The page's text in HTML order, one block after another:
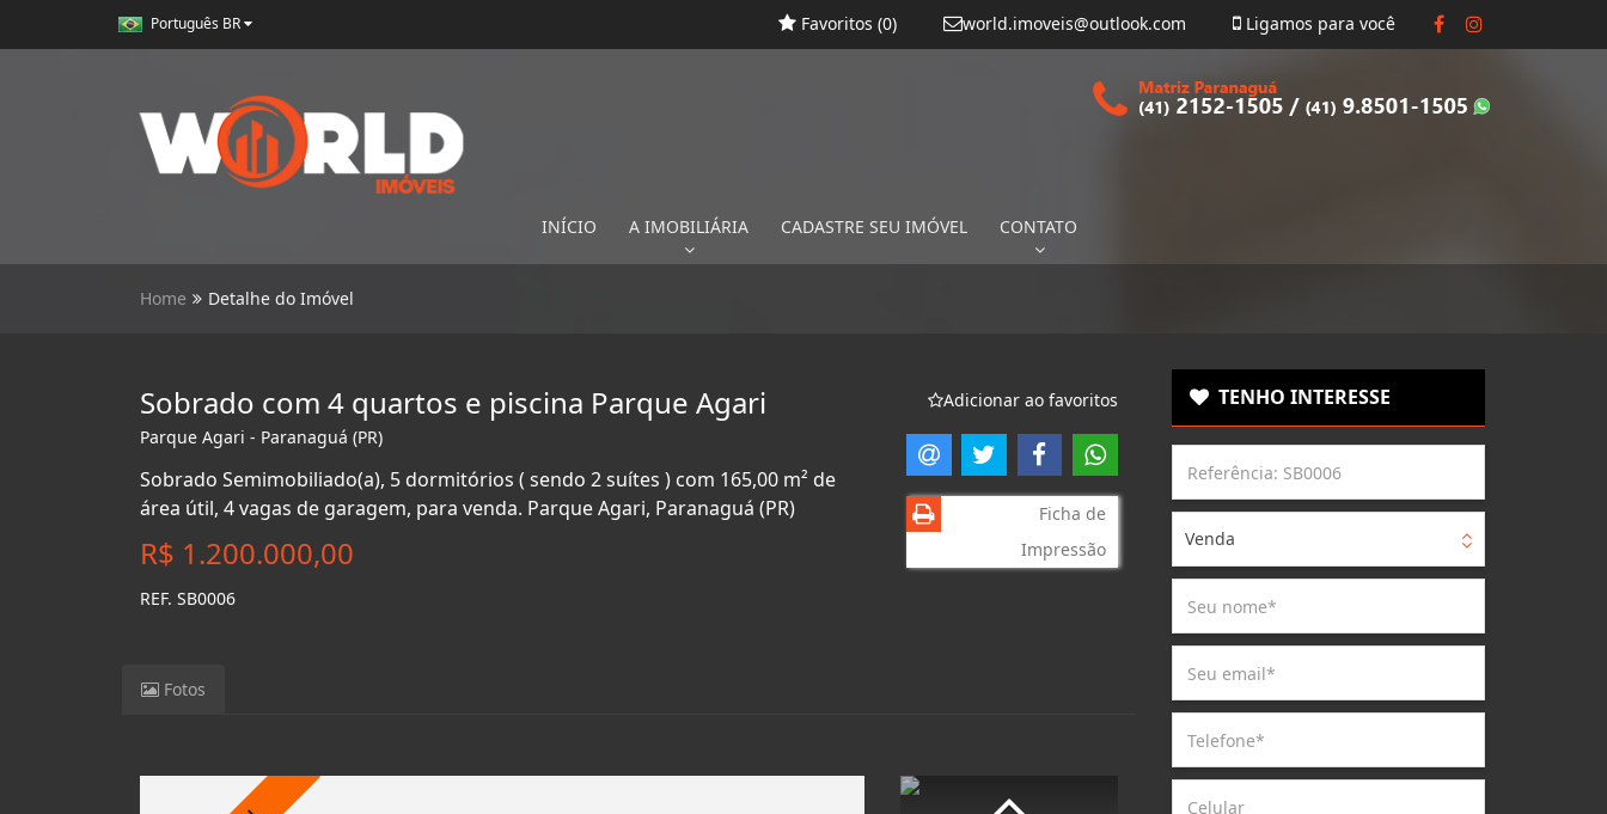
Português BR Ligamos para você
world.imoveis@outlook.com
Favoritos (0)
INÍCIO A IMOBILIÁRIA CADASTRE SEU IMÓVEL CONTATO
Home Detalhe do Imóvel
Sobrado com 4 quartos e piscina Parque Agari
Parque Agari - Paranaguá (PR)
Sobrado Semimobiliado(a), 5 dormitórios ( sendo 2 suítes ) com 165,00 m² de
área útil, 4 vagas de garagem, para venda. Parque Agari, Paranaguá (PR)
R$ 1.200.000,00
REF. SB0006
Adicionar ao favoritos
Ficha de
Impressão
Fotos
TENHO INTERESSE
Venda